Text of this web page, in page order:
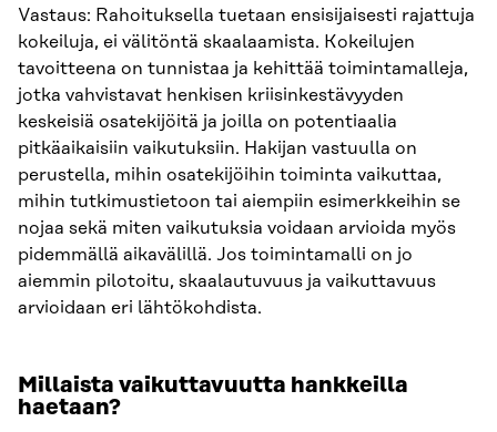
Vastaus: Rahoituksella tuetaan ensisijaisesti rajattuja
kokeiluja, ei välitöntä skaalaamista. Kokeilujen
tavoitteena on tunnistaa ja kehittää toimintamalleja,
jotka vahvistavat henkisen kriisinkestävyyden
keskeisiä osatekijöitä ja joilla on potentiaalia
pitkäaikaisiin vaikutuksiin. Hakijan vastuulla on
perustella, mihin osatekijöihin toiminta vaikuttaa,
mihin tutkimustietoon tai aiempiin esimerkkeihin se
nojaa sekä miten vaikutuksia voidaan arvioida myös
pidemmällä aikavälillä. Jos toimintamalli on jo
aiemmin pilotoitu, skaalautuvuus ja vaikuttavuus
arvioidaan eri lähtökohdista.
Millaista vaikuttavuutta hankkeilla
haetaan?